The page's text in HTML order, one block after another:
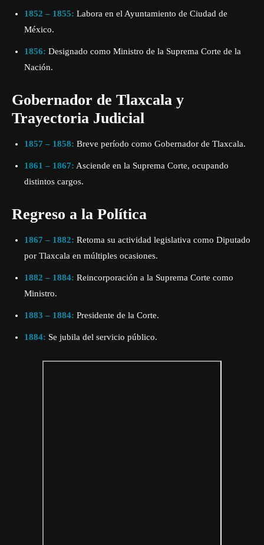
1852 – 1855: Labora en el Ayuntamiento de Ciudad de
México.
1856: Designado como Ministro de la Suprema Corte de la
Nación.
Gobernador de Tlaxcala y
Trayectoria Judicial
1857 – 1858: Breve período como Gobernador de Tlaxcala.
1861 – 1867: Asciende en la Suprema Corte, ocupando
distintos cargos.
Regreso a la Política
1867 – 1882: Retoma su actividad legislativa como Diputado
por Tlaxcala en múltiples ocasiones.
1882 – 1884: Reincorporación a la Suprema Corte como
Ministro.
1883 – 1884: Presidente de la Corte.
1884: Se jubila del servicio público.